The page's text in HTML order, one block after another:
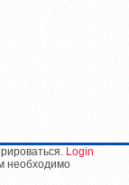
Login
необходимо